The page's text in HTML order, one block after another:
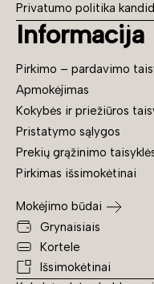
Privatumo politika
Informacija
Pirkimo – pardavimo
Apmokėjimas
Kokybės ir priežiūros
Pristatymo sąlygos
Prekių grąžinimo
Pirkimas išsimokėtinai
Mokėjimo būdai
Grynaisiais
Kortele
Išsimokėtinai